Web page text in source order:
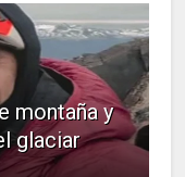
montaña y
glaciar